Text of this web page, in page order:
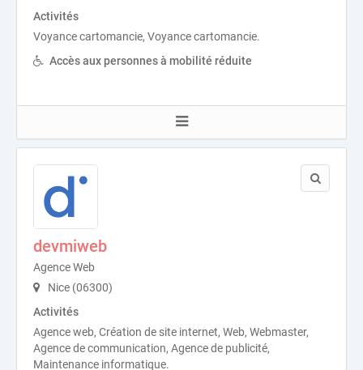
Activités
Voyance cartomancie, Voyance cartomancie.
Accès aux personnes à mobilité réduite
devmiweb
Agence Web
Nice (06300)
Activités
Agence web, Création de site internet, Web, Webmaster,
Agence de communication, Agence de publicité,
Maintenance informatique.